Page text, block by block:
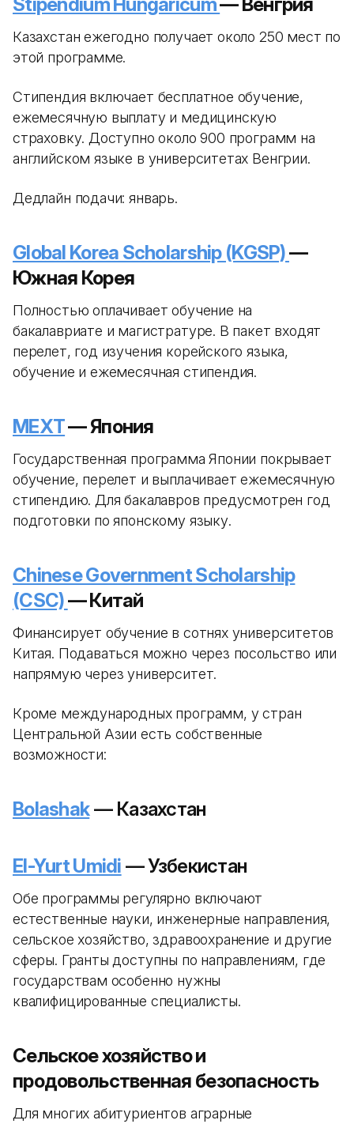
Казахстан ежегодно получает около 250 мест по
этой программе.
Стипендия включает бесплатное обучение,
ежемесячную выплату и медицинскую
страховку. Доступно около 900 программ на
английском языке в университетах Венгрии.
Дедлайн подачи: январь.
Global Korea Scholarship (KGSP)—
Южная Корея
Полностью оплачивает обучение на
бакалавриате и магистратуре. В пакет входят
перелет, год изучения корейского языка,
обучение и ежемесячная стипендия.
MEXT— Япония
Государственная программа Японии покрывает
обучение, перелет и выплачивает ежемесячную
стипендию. Для бакалавров предусмотрен год
подготовки по японскому языку.
Chinese Government Scholarship
(CSC)— Китай
Финансирует обучение в сотнях университетов
Китая. Подаваться можно через посольство или
напрямую через университет.
Кроме международных программ, у стран
Центральной Азии есть собственные
возможности:
Bolashak— Казахстан
El-Yurt Umidi — Узбекистан
Обе программы регулярно включают
естественные науки, инженерные направления,
сельское хозяйство, здравоохранение и другие
сферы. Гранты доступны по направлениям, где
государствам особенно нужны
квалифицированные специалисты.
Сельское хозяйство и
продовольственная безопасность
Для многих абитуриентов аграрные